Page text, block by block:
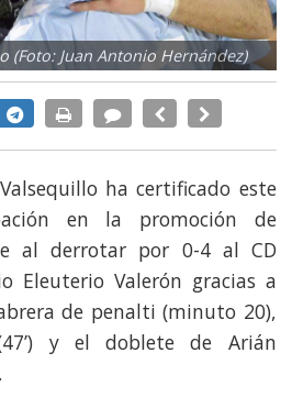
(Foto: Juan Antonio Hernández)
ha certificado este
en la promoción de
al derrotar por 0-4 al CD
Eleuterio Valerón gracias a
de penalti (minuto 20),
y el doblete de Arián